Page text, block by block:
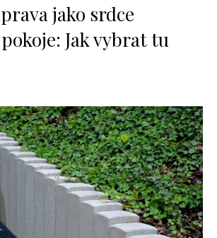
jako srdce
Jak vybrat tu